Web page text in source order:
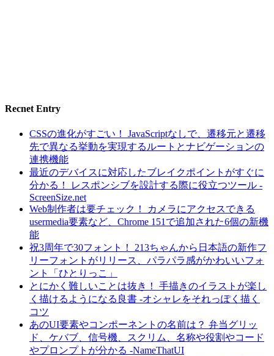
Recnet Entry
CSSの進化がすごい！ JavaScriptなしで、遷移元と遷移
先で異なる挙動を実現するルートとナビゲーションの
連携機能
最近のデバイスに対応したブレイクポイントがすぐに
分かる！ レスポンシブを設計する際に役立つツール -
ScreenSize.net
Web制作者は要チェック！ カメラにアクセスできる
usermedia要素など、Chrome 151で追加された6個の新機
能
祝3周年で30フォント！ 213ちゃんから日本語の新作フ
リーフォントがリリース、パラパラ感がかわいいフォ
ント「ひとりっこ」
とにかく難しいことは抜き！ 手描きのイラストが楽し
く描けるようになる良書 -オシャレをそれっぽく描く
コツ
あのUI要素やコンポーネントの名前は？ 弁当グリッ
ド、ケバブ、信号機、スクリム、名称や役割やコード
やプロンプトが分かる -NameThatUI